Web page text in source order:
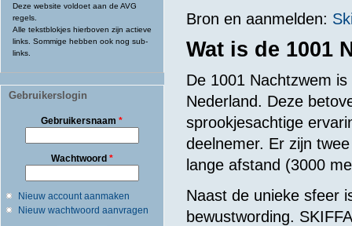
Deze website voldoet aan de AVG
regels.
Alle tekstblokjes hierboven zijn actieve
links. Sommige hebben ook nog sub-
links.
Gebruikerslogin
Gebruikersnaam*
Wachtwoord *
Nieuw account aanmaken
Nieuw wachtwoord aanvragen
Bron en aanmelden:
Wat is de 1001
De 1001 Nachtzwem
Nederland. Deze
sprookjesachtige
deelnemer. Er zijn
lange afstand (3000
Naast de unieke sfeer
bewustwording.